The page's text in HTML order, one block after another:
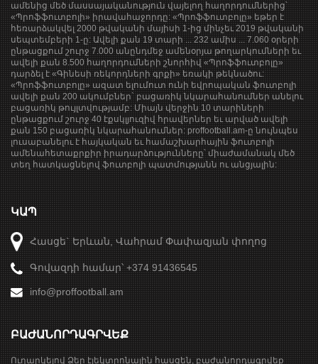
ամենից մեծ մասսայականություն վայելող հաղորդումներից՝
«Պրոֆֆուտբոլի» իրավահաջորդը: «Պրոֆֆուտբոլը» եթեր է
հեռարձակվել 2000 թվականի մայիսի 1-ից մինչեւ 2019 թվականի
սեպտեմբերի 1-ը: Ավելի քան 19 տարի ... 232 ամիս ... 7.060 օրերի
ընթացքում շուրջ 7.000 անընդմեջ ամենօրյա թողարկումների եւ
ավելի քան 8.500 հաղորդումների շնորհիվ «Պրոֆֆուտբոլը»
դարձել է «Գինեսի ռեկորդների գրքի» եռակի թեկնածու:
«Պրոֆֆուտբոլը» ազատ ելումուտ ունի եվրոպական ֆուտբոլի
ավելի քան 200 ակումբներ` բացառիկ նկարահանումներ անելու
բացառիկ թույլտվությամբ: Միայն վերջին 10 տարիների
ընթացքում շուրջ 40 էքսկլյուզիվ հրավերներ եւ արված ավելի
քան 150 բացառիկ նկարահանումներ: proffootball.am-ը նույնպես
լուսաբանելու է հայկական եւ համաշխարհային ֆուտբոլի
ամենահետաքրքիր իրադարձությունները՝ միաժամանակ մեծ
տեղ հատկացնելով ֆուտբոլի պատմությանն ու անցյալին:
ԿԱՊ
Հասցե` Երևան, Վահրամ Փափազյան փողոց
Գովազդի համար՝ +374 91436545
info@proffootball.am
ԲԱԺԱՆՈՐԴԱԳՐՎԵՔ
Ուղարկելով Ձեր էլեկտրոնային հասցեն, բաժանորդագրվեք